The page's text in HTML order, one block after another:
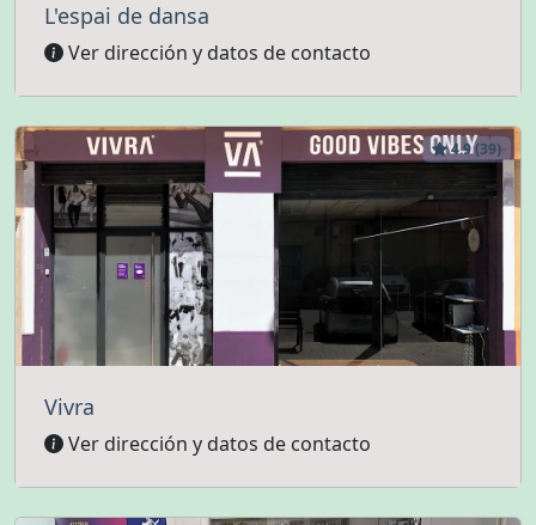
L'espai de dansa
Ver dirección y datos de contacto
4.9 (39)
Vivra
Ver dirección y datos de contacto